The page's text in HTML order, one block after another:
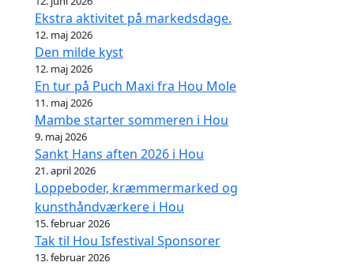
Ekstra aktivitet på markedsdage.
12. maj 2026
Den milde kyst
12. maj 2026
En tur på Puch Maxi fra Hou Mole
11. maj 2026
Mambe starter sommeren i Hou
9. maj 2026
Sankt Hans aften 2026 i Hou
21. april 2026
Loppeboder, kræmmermarked og
kunsthåndværkere i Hou
15. februar 2026
Tak til Hou Isfestival Sponsorer
13. februar 2026